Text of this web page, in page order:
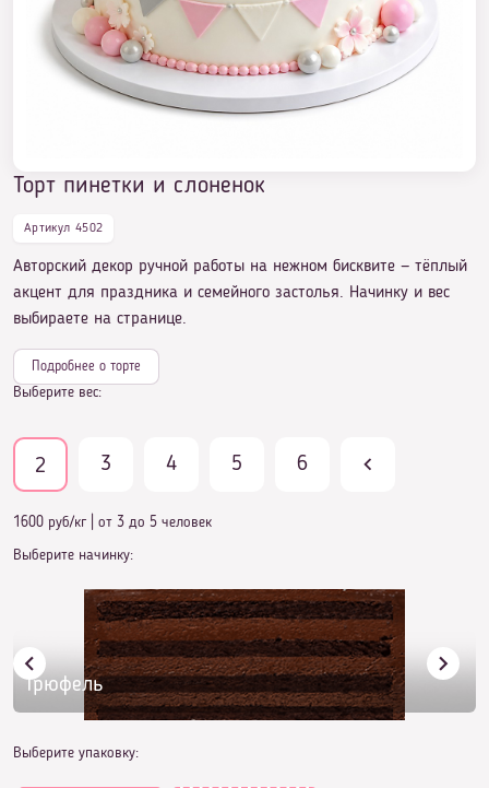
Торт пинетки и слоненок
Артикул 4502
Авторский декор ручной работы на нежном бисквите — тёплый
акцент для праздника и семейного застолья. Начинку и вес
выбираете на странице.
Подробнее о торте
Выберите вес:
2 3 4 5 6
1600 руб/кг от 3 до 5 человек
Выберите начинку:
Трюфель
Выберите упаковку: